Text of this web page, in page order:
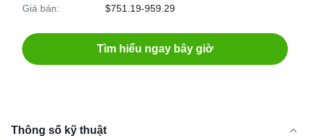
Giá bán: $751.19-959.29
Tìm hiểu ngay bây giờ
Thông số kỹ thuật